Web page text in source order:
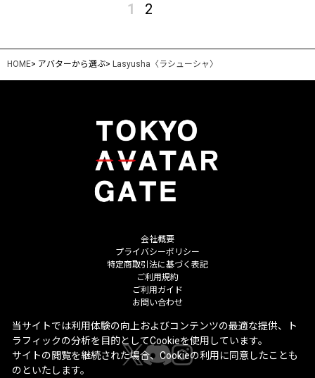
1 2
HOME> アバターから選ぶ> Lasyusha〈ラシューシャ〉
会社概要
プライバシーポリシー
特定商取引法に基づく表記
ご利用規約
ご利用ガイド
お問い合わせ
当サイトでは利用体験の向上およびコンテンツの最適な提供、ト
ラフィックの分析を目的としてCookieを使用しています。
サイトの閲覧を継続された場合、Cookieの利用に同意したことも
のといたします。